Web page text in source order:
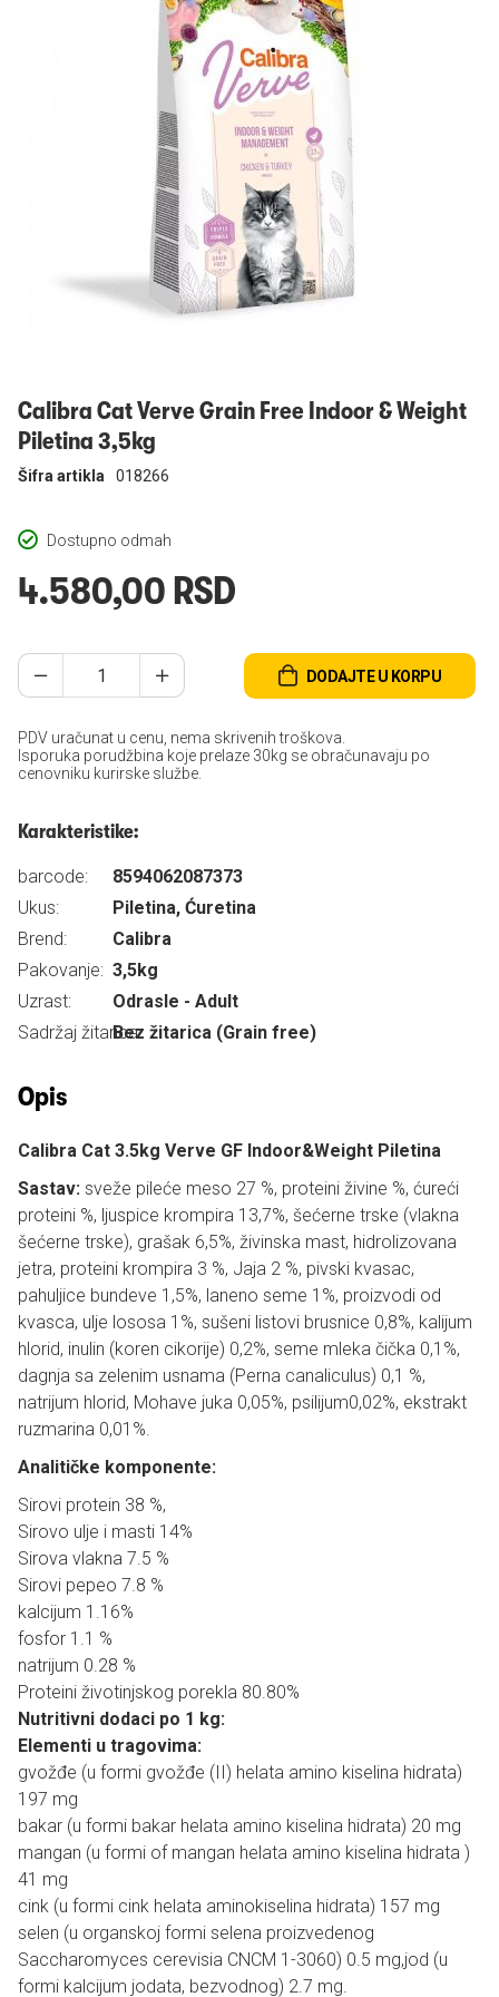
Calibra Cat Verve Grain Free Indoor & Weight
Piletina 3,5kg
Dostupno odmah
Šifra artikla 018266
4.580,00 RSD
DODAJTE U KORPU
PDV uračunat u cenu, nema skrivenih troškova.
Isporuka porudžbina koje prelaze 30kg se obračunavaju po
cenovniku kurirske službe.
Karakteristike:
barcode:
8594062087373
Ukus:
Piletina, Ćuretina
Brend:
Calibra
Pakovanje: 3,5kg
Uzrast:
Odrasle - Adult
Sadržaj žitarica:Bez žitarica (Grain free)
Opis
Calibra Cat 3.5kg Verve GF Indoor&Weight Piletina
Sastav: sveže pileće meso 27 %, proteini živine %, ćureći
proteini %, ljuspice krompira 13,7%, šećerne trske (vlakna
šećerne trske), grašak 6,5%, živinska mast, hidrolizovana
jetra, proteini krompira 3 %, Jaja 2 %, pivski kvasac,
pahuljice bundeve 1,5%, laneno seme 1%, proizvodi od
kvasca, ulje lososa 1%, sušeni listovi brusnice 0,8%, kalijum
hlorid, inulin (koren cikorije) 0,2%, seme mleka čička 0,1%,
dagnja sa zelenim usnama (Perna canaliculus) 0,1 %,
natrijum hlorid, Mohave juka 0,05%, psilijum0,02%, ekstrakt
ruzmarina 0,01%.
Analitičke komponente:
Sirovi protein 38 %,
Sirovo ulje i masti 14%
Sirova vlakna 7.5 %
Sirovi pepeo 7.8 %
kalcijum 1.16%
fosfor 1.1 %
natrijum 0.28 %
Proteini životinjskog porekla 80.80%
Nutritivni dodaci po 1 kg:
Elementi u tragovima:
gvožđe (u formi gvožđe (II) helata amino kiselina hidrata)
197 mg
bakar (u formi bakar helata amino kiselina hidrata) 20 mg
mangan (u formi of mangan helata amino kiselina hidrata )
41 mg
cink (u formi cink helata aminokiselina hidrata) 157 mg
selen (u organskoj formi selena proizvedenog
Saccharomyces cerevisia CNCM 1-3060) 0.5 mg,jod (u
formi kalcijum jodata, bezvodnog) 2.7 mg.